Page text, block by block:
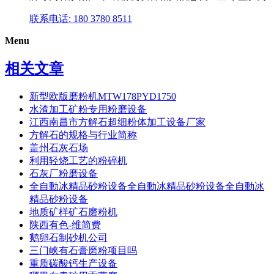
联系电话: 180 3780 8511
Menu
相关文章
新型欧版磨粉机MTW178PYD1750
水渣加工矿粉专用粉磨设备
江西南昌市方解石超细粉体加工设备厂家
方解石的规格与行业简称
盖州石灰石场
利用轻烧工艺的粉碎机
石灰厂粉磨设备
全自動冰精品砂粉设备全自動冰精品砂粉设备全自動冰
精品砂粉设备
地质矿样矿石磨粉机
陕西有色-维简费
鹅卵石制砂机公司
三门峡有石膏磨粉项目吗
重质碳酸钙生产设备